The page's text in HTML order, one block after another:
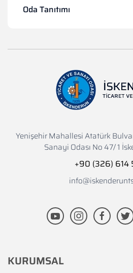
Oda Tanıtımı
Yenişehir Mahallesi Atatürk
Sanayi Odası No 47/ 1
+90 (326) 614
KURUMSAL